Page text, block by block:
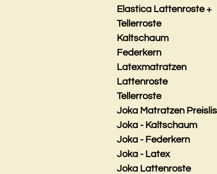
Elastica Lattenroste +
Tellerroste
Kaltschaum
Federkern
Latexmatratzen
Lattenroste
Tellerroste
Joka Matratzen
Joka - Kaltschaum
Joka - Federkern
Joka - Latex
Joka Lattenroste